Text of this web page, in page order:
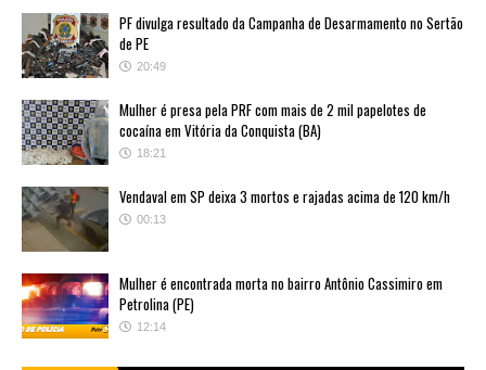
PF divulga resultado da Campanha de Desarmamento no Sertão
de PE
20:49
Mulher é presa pela PRF com mais de 2 mil papelotes de
cocaína em Vitória da Conquista (BA)
18:21
Vendaval em SP deixa 3 mortos e rajadas acima de 120 km/h
00:13
Mulher é encontrada morta no bairro Antônio Cassimiro em
Petrolina (PE)
12:14